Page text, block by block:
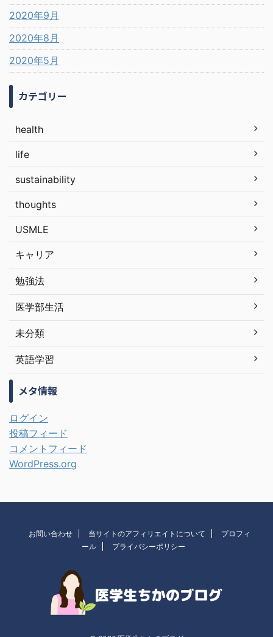
2020年9月
2020年8月
2020年5月
カテゴリー
health
life
sustainability
thoughts
USMLE
キャリア
勉強法
医学部生活
未分類
英語学習
メタ情報
ログイン
投稿フィード
コメントフィード
WordPress.org
お問い合わせ 当サイトのアフィリエイトについて
プロフィ
ール
プライバシーポリシー